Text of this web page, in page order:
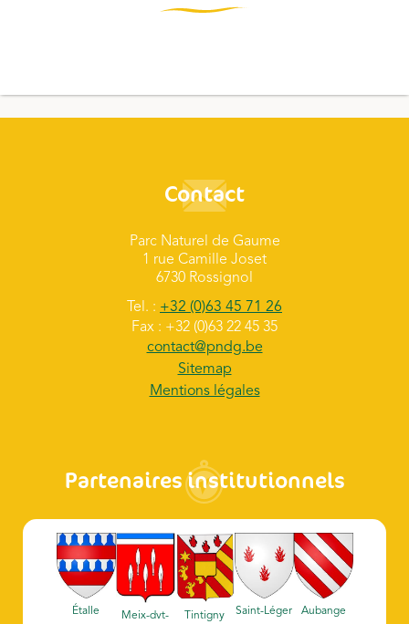
Contact
Parc Naturel de Gaume
1 rue Camille Joset
6730 Rossignol
Tel. : +32 (0)63 45 71 26
Fax : +32 (0)63 22 45 35
contact@pndg.be
Sitemap
Mentions légales
Partenaires institutionnels
Étalle
Meix-dvt-
Tintigny Saint-Léger Aubange